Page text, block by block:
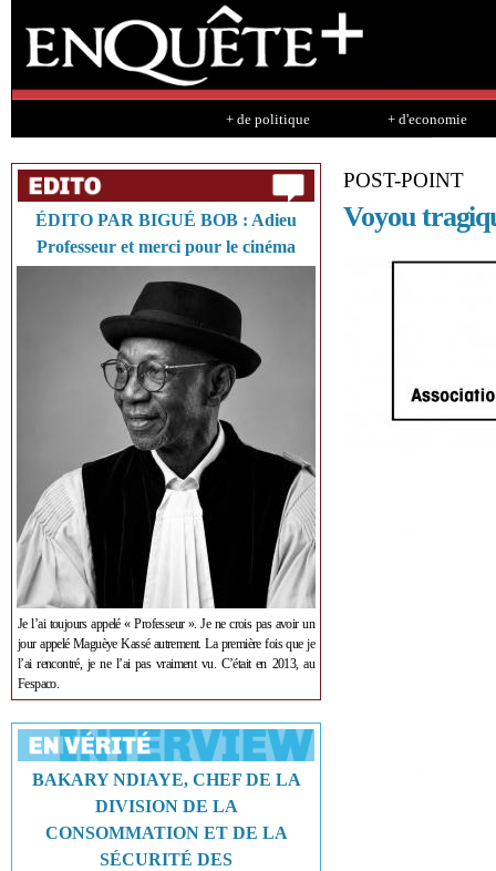
+ de politique + d'economie
ÉDITO PAR BIGUÉ BOB : Adieu
Professeur et merci pour le cinéma
Je l’ai toujours appelé « Professeur ». Je ne crois pas avoir un
jour appelé Maguèye Kassé autrement. La première fois que je
l’ai rencontré, je ne l’ai pas vraiment vu. C’était en 2013, au
Fespaco.
BAKARY NDIAYE, CHEF DE LA
DIVISION DE LA
CONSOMMATION ET DE LA
SÉCURITÉ DES
POST-POINT
Voyou